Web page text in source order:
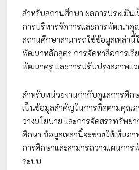
สำหรับสถานศึกษา ผลการประเมิน
การบริหารจัดการและการพัฒนาคุ
สถานศึกษาสามารถใช้ข้อมูลเหล่านี้
พัฒนาหลักสูตร การจัดหาสื่อการเรี
พัฒนาครู และการปรับปรุงสภาพแว
สำหรับหน่วยงานกำกับดูแลการศึก
เป็นข้อมูลสำคัญในการติดตามคุณภ
วางนโยบาย และการจัดสรรทรัพย
ศึกษา ข้อมูลเหล่านี้จะช่วยให้เห็นภ
การศึกษาและสามารถวางแผนการ
ระบบ